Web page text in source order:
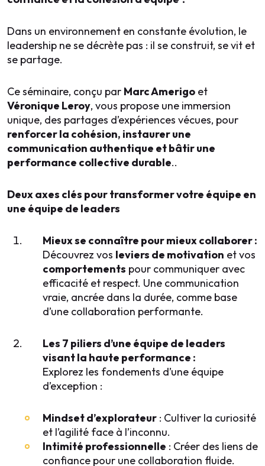
Dans un environnement en constante évolution, le
leadership ne se décrète pas : il se construit, se vit et
se partage.
Ce séminaire, conçu par Marc Amerigo et
Véronique Leroy, vous propose une immersion
unique, des partages d’expériences vécues, pour
renforcer la cohésion, instaurer une
communication authentique et bâtir une
performance collective durable..
Deux axes clés pour transformer votre équipe en
une équipe de leaders
Mieux se connaître pour mieux collaborer :
Découvrez vos leviers de motivation et vos
comportements pour communiquer avec
efficacité et respect. Une communication
vraie, ancrée dans la durée, comme base
d’une collaboration performante.
Les 7 piliers d’une équipe de leaders
visant la haute performance :
Explorez les fondements d’une équipe
d’exception :
Mindset d’explorateur : Cultiver la curiosité
et l’agilité face à l’inconnu.
Intimité professionnelle : Créer des liens de
confiance pour une collaboration fluide.